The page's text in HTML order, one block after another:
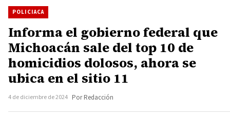
POLICIACA
Informa el gobierno federal que
Michoacán sale del top 10 de
homicidios dolosos, ahora se
ubica en el sitio 11
4 de diciembre de 2024 Por Redacción